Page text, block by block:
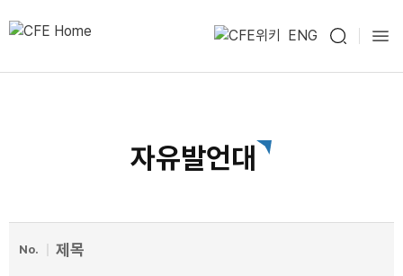
ENG
자유발언대
No. 제목